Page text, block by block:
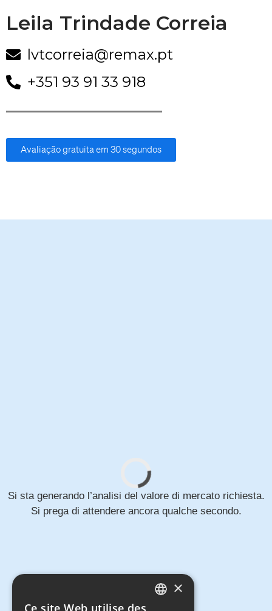
Leila Trindade Correia
lvtcorreia@remax.pt
+351 93 91 33 918
Avaliação gratuita em 30 segundos
Si sta generando l’analisi del valore di mercato richiesta.
Si prega di attendere ancora qualche secondo.
×
Ce site Web utilise des